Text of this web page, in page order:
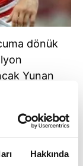
Hakkında
dönük
Yunan